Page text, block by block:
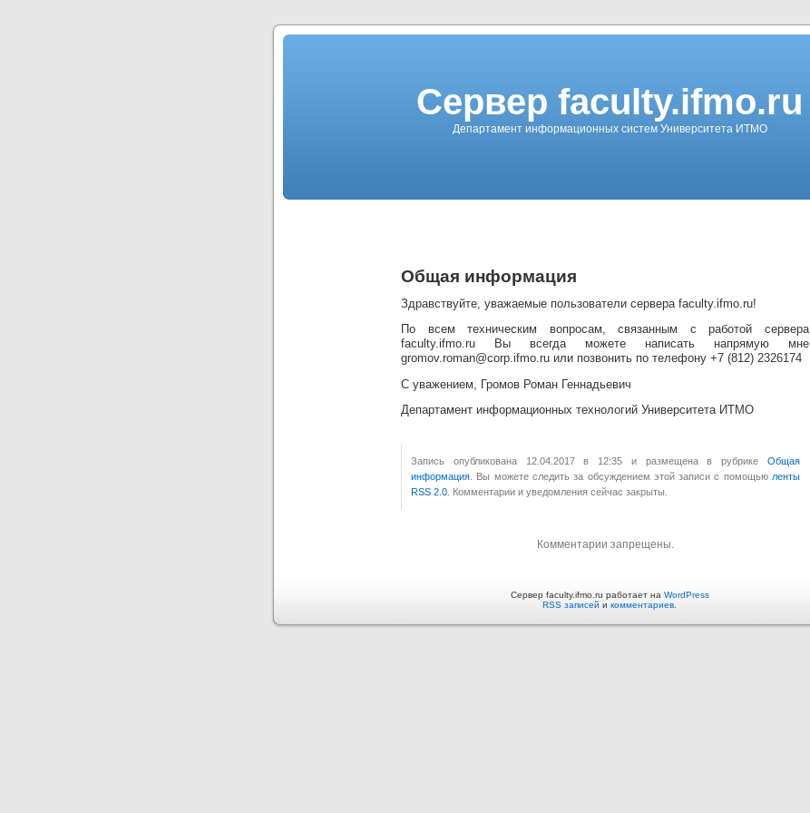
Сервер faculty.ifmo.ru
Департамент информационных систем Университета ИТМО
Общая информация
Здравствуйте, уважаемые пользователи сервера faculty.ifmo.ru!
По всем техническим вопросам, связанным с работой сервера
faculty.ifmo.ru Вы всегда можете написать напрямую мне
gromov.roman@corp.ifmo.ru или позвонить по телефону +7 (812) 2326174
С уважением, Громов Роман Геннадьевич
Департамент информационных технологий Университета ИТМО
Запись опубликована 12.04.2017 в 12:35 и размещена в рубрике Общая
информация . Вы можете следить за обсуждением этой записи с помощью ленты
RSS 2.0 . Комментарии и уведомления сейчас закрыты.
Комментарии запрещены.
Сервер faculty.ifmo.ru работает на WordPress
RSS записей и комментариев.